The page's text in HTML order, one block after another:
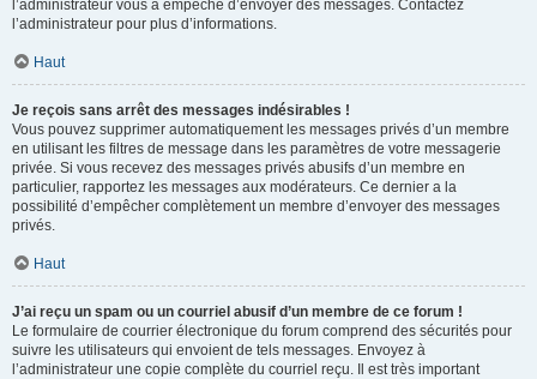
l’administrateur vous a empêché d’envoyer des messages. Contactez
l’administrateur pour plus d’informations.
Haut
Je reçois sans arrêt des messages indésirables !
Vous pouvez supprimer automatiquement les messages privés d’un membre
en utilisant les filtres de message dans les paramètres de votre messagerie
privée. Si vous recevez des messages privés abusifs d’un membre en
particulier, rapportez les messages aux modérateurs. Ce dernier a la
possibilité d’empêcher complètement un membre d’envoyer des messages
privés.
Haut
J’ai reçu un spam ou un courriel abusif d’un membre de ce forum !
Le formulaire de courrier électronique du forum comprend des sécurités pour
suivre les utilisateurs qui envoient de tels messages. Envoyez à
l’administrateur une copie complète du courriel reçu. Il est très important